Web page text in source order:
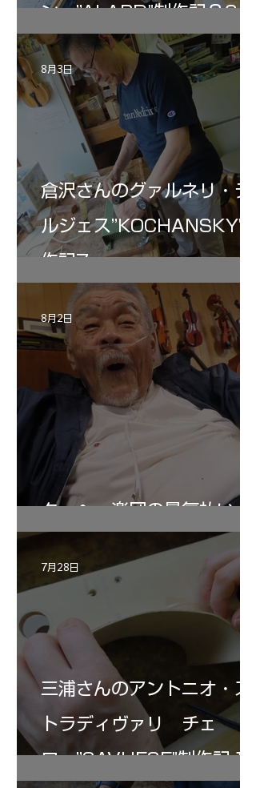
ン ”ALARD"制作記３6
倉沢さんのグァルネリ・デ
ルジェス”KOCHANSKY"制
作記7
8月3日
ターヘー楽団の暑気払い
8月2日
三浦さんのアントニオ・ス
トラディヴァリ チェ
ロ ”SAVUESE"制作記１2
7月28日